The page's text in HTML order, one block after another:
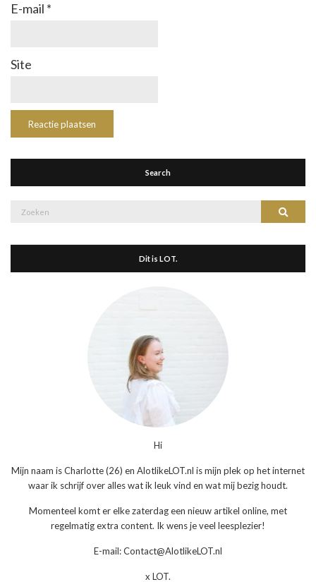
E-mail *
Site
Search
Zoek
Dit is LOT.
Hi
Mijn naam is Charlotte (26) en AlotlikeLOT.nl is mijn plek op het internet
waar ik schrijf over alles wat ik leuk vind en wat mij bezig houdt.
Momenteel komt er elke zaterdag een nieuw artikel online, met
regelmatig extra content. Ik wens je veel leesplezier!
E-mail: Contact@AlotlikeLOT.nl
x LOT.